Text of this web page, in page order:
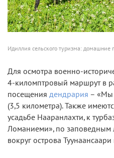
Идиллия сельского туризма: домашние
Для осмотра военно-
4-киломптровый маршрут в
посещения дендрария – «Мы
(3,5 километра). Также
усадьбе Нааранлахти, к
Ломаниеми», по заповедным
вокруг острова